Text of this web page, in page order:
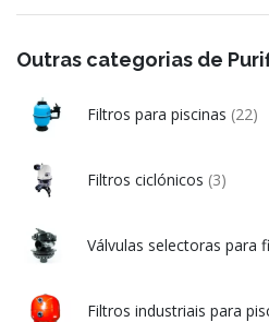
Outras categorias de
Filtros para piscinas (22)
Filtros ciclónicos (3)
Válvulas selectoras para
Filtros industriais para